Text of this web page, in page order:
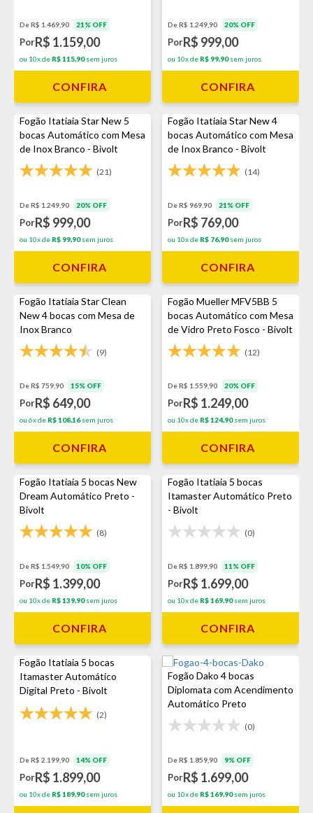
De R$ 1.469,90 21% OFF
PorR$ 1.159,00
ou 10x de R$ 115,90sem juros
CONFIRA
De R$ 1.249,90 20% OFF
PorR$ 999,00
ou 10x de R$ 99,90sem juros
CONFIRA
Fogão Itatiaia Star New 5
bocas Automático com Mesa
de Inox Branco - Bivolt
(21)
De R$ 1.249,90 20% OFF
PorR$ 999,00
ou 10x de R$ 99,90sem juros
CONFIRA
Fogão Itatiaia Star New 4
bocas Automático com Mesa
de Inox Branco - Bivolt
(14)
De R$ 969,90 21% OFF
PorR$ 769,00
ou 10x de R$ 76,90sem juros
CONFIRA
Fogão Itatiaia Star Clean
New 4 bocas com Mesa de
Inox Branco
(9)
De R$ 759,90 15% OFF
PorR$ 649,00
ou 6x de R$ 108,16sem juros
CONFIRA
Fogão Mueller MFV5BB 5
bocas Automático com Mesa
de Vidro Preto Fosco - Bivolt
(12)
De R$ 1.559,90 20% OFF
PorR$ 1.249,00
ou 10x de R$ 124,90sem juros
CONFIRA
Fogão Itatiaia 5 bocas New
Dream Automático Preto -
Bivolt
(8)
De R$ 1.549,90 10% OFF
PorR$ 1.399,00
ou 10x de R$ 139,90sem juros
CONFIRA
Fogão Itatiaia 5 bocas
Itamaster Automático Preto
- Bivolt
(0)
De R$ 1.899,90 11% OFF
PorR$ 1.699,00
ou 10x de R$ 169,90sem juros
CONFIRA
Fogão Itatiaia 5 bocas
Itamaster Automático
Digital Preto - Bivolt
(2)
De R$ 2.199,90 14% OFF
PorR$ 1.899,00
ou 10x de R$ 189,90sem juros
Fogão Dako 4 bocas
Diplomata com Acendimento
Automático Preto
(0)
De R$ 1.859,90 9% OFF
PorR$ 1.699,00
ou 10x de R$ 169,90sem juros